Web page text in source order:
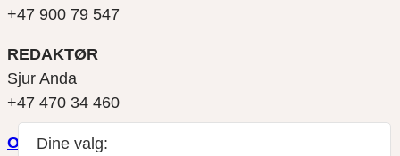
+47 900 79 547
REDAKTØR
Sjur Anda
+47 470 34 460
Om ossDine valg: